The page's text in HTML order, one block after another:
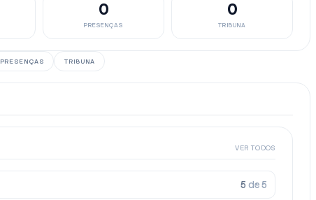
0
PRESENÇAS
0
TRIBUNA
PRESENÇAS TRIBUNA
VER TODOS
5 de5